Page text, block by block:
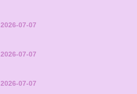
2026-07-07
2026-07-07
2026-07-07